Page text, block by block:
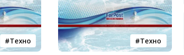
Tехно Tехно